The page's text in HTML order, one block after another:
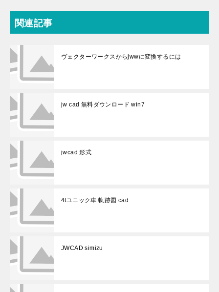
関連記事
ヴェクターワークスからjwwに変換するには
jw cad 無料ダウンロード win7
jwcad 形式
4tユニック車 軌跡図 cad
JWCAD simizu